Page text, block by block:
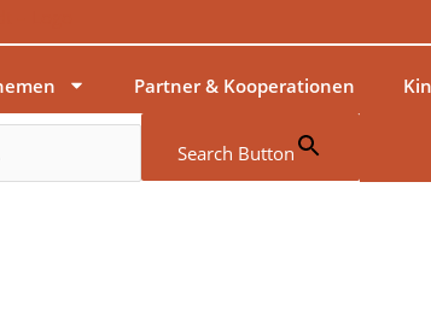
Partner & Kooperationen
Search Button